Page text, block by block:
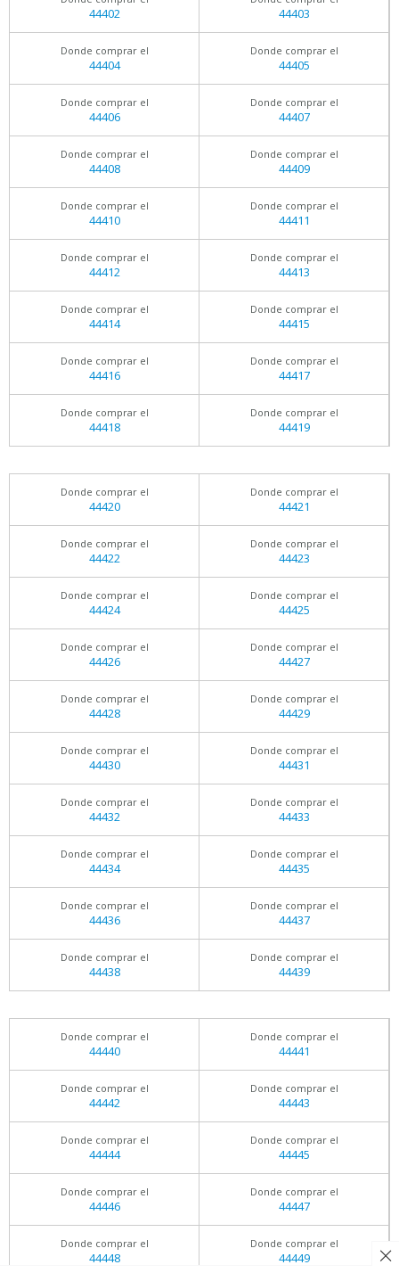
44402 44403
Donde comprar el
44404
Donde comprar el
44405
Donde comprar el
44406
Donde comprar el
44407
Donde comprar el
44408
Donde comprar el
44409
Donde comprar el
44410
Donde comprar el
44411
Donde comprar el
44412
Donde comprar el
44413
Donde comprar el
44414
Donde comprar el
44415
Donde comprar el
44416
Donde comprar el
44417
Donde comprar el
44418
Donde comprar el
44419
Donde comprar el
44420
Donde comprar el
44421
Donde comprar el
44422
Donde comprar el
44423
Donde comprar el
44424
Donde comprar el
44425
Donde comprar el
44426
Donde comprar el
44427
Donde comprar el
44428
Donde comprar el
44429
Donde comprar el
44430
Donde comprar el
44431
Donde comprar el
44432
Donde comprar el
44433
Donde comprar el
44434
Donde comprar el
44435
Donde comprar el
44436
Donde comprar el
44437
Donde comprar el
44438
Donde comprar el
44439
Donde comprar el
44440
Donde comprar el
44441
Donde comprar el
44442
Donde comprar el
44443
Donde comprar el
44444
Donde comprar el
44445
Donde comprar el
44446
Donde comprar el
44447
Donde comprar el
44448
Donde comprar el
44449